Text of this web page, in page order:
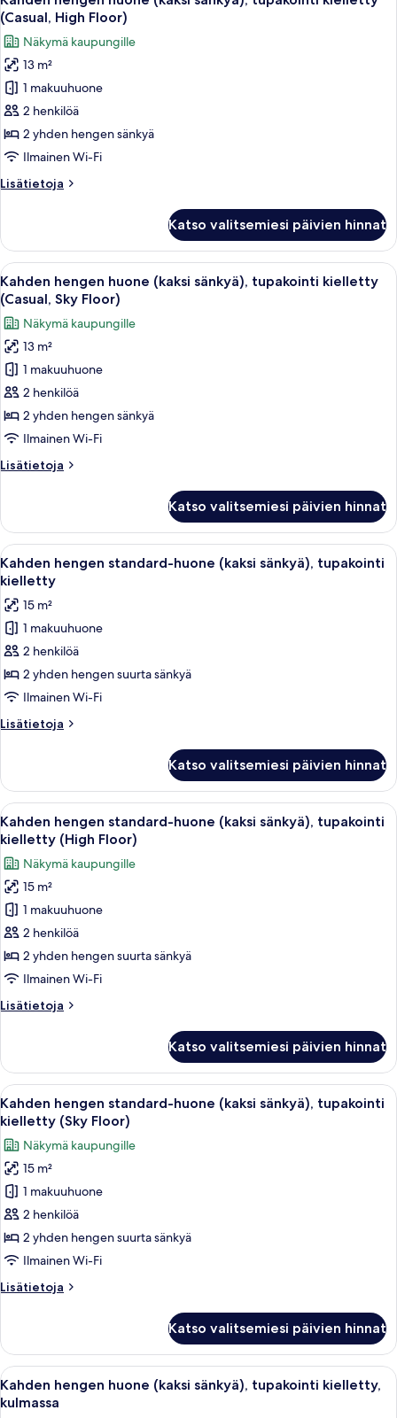
tupakointi
kielletty
kaikki
huonetyypin
Kahden
hengen
huone
(kaksi
sänkyä),
tupakointi
(Casual,
kuvat
(Casual, High Floor)
Näkymä kaupungille
13 m²
1 makuuhuone
2 henkilöä
2 yhden hengen sänkyä
Ilmainen Wi-Fi
Lisätietoja
Lisätietoja
huone
(kaksi
sänkyä),
tupakointi
kielletty
(Casual,
High
Floor)
Katso valitsemiesi päivien hinnat
Avaa
kaikki
huonetyypin
Kahden
hengen
huone
(kaksi
sänkyä),
tupakointi
(Casual,
kuvat
Hotellihuone, jossa on kaksi
46
Kahden hengen huone (kaksi sänkyä), tupakointi kielletty
(Casual, Sky Floor)
Näkymä kaupungille
13 m²
1 makuuhuone
2 henkilöä
2 yhden hengen sänkyä
Ilmainen Wi-Fi
Lisätietoja
Lisätietoja
huone
(kaksi
sänkyä),
tupakointi
kielletty
(Casual,
Sky
Floor)
Katso valitsemiesi päivien hinnat
Avaa
kaikki
huonetyypin
Kahden
hengen
standard-
huone
(kaksi
sänkyä),
tupakointi
kuvat
Hotellihuone, jossa on kaksi sänkyä,
46
Kahden hengen standard-huone (kaksi sänkyä), tupakointi
kielletty
15 m²
1 makuuhuone
2 henkilöä
2 yhden hengen suurta sänkyä
Ilmainen Wi-Fi
Lisätietoja
Lisätietoja
standard-
huone
(kaksi
sänkyä),
tupakointi
kielletty
Katso valitsemiesi päivien hinnat
Avaa
kaikki
huonetyypin
Kahden
hengen
standard-
huone
(kaksi
sänkyä),
kielletty
kuvat
Hotellihuone, jossa on kaksi sänkyä,
46
Kahden hengen standard-huone (kaksi sänkyä), tupakointi
kielletty (High Floor)
Näkymä kaupungille
15 m²
1 makuuhuone
2 henkilöä
2 yhden hengen suurta sänkyä
Ilmainen Wi-Fi
Lisätietoja
Lisätietoja
standard-
huone
(kaksi
sänkyä),
tupakointi
kielletty
(High
Floor)
Katso valitsemiesi päivien hinnat
Avaa
kaikki
huonetyypin
Kahden
hengen
standard-
huone
(kaksi
sänkyä),
kielletty
kuvat
Hotellihuone, jossa on kaksi sänkyä,
45
Kahden hengen standard-huone (kaksi sänkyä), tupakointi
kielletty (Sky Floor)
Näkymä kaupungille
15 m²
1 makuuhuone
2 henkilöä
2 yhden hengen suurta sänkyä
Ilmainen Wi-Fi
Lisätietoja
Lisätietoja
standard-
huone
(kaksi
sänkyä),
Katso valitsemiesi päivien hinnat
Avaa
kaikki
Hotellihuone, jossa on kaksi
45
Kahden hengen huone (kaksi sänkyä), tupakointi kielletty,
kulmassa